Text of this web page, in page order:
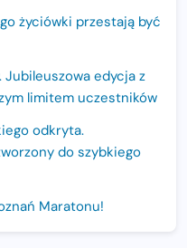
życiówki przestają być
Jubileuszowa edycja z
limitem uczestników
odkryta.
do szybkiego
Maratonu!